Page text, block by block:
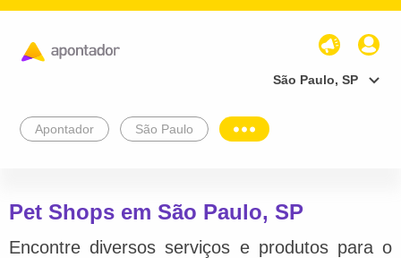
São Paulo, SP
Apontador São Paulo
Pet Shops em São Paulo, SP
Encontre diversos serviços e produtos para o